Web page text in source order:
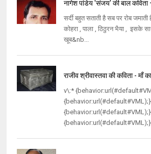
नागेश पांडेय 'संजय' की बाल कविता
सर्दी बहुत सताती है सब पर रोब जमाती
कोहरा , पाला , ठिठुरन भैया , इसके
खूब&nb...
राजीव श्रीवास्तवा की कविता - माँ
v\:*
{behavior:url(#default#VML);}